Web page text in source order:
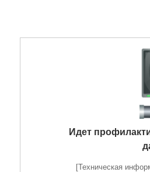
Идет
[Техническая